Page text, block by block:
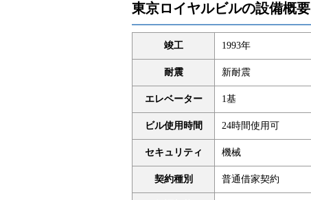
東京ロイヤルビルの設備概要
竣工 1993年
耐震 新耐震
エレベーター 1基
ビル使用時間 24時間使用可
セキュリティ 機械
契約種別 普通借家契約